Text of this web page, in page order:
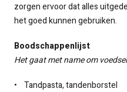
zorgen ervoor dat alles
het goed kunnen gebruiken.
Boodschappenlijst
Het gaat met name om
• Tandpasta, tandenborstel